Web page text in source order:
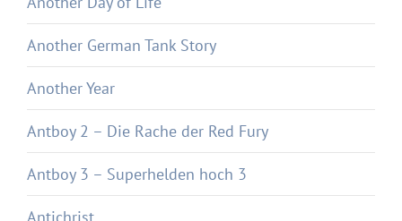
Another German Tank Story
Another Year
Antboy 2 – Die Rache der Red Fury
Antboy 3 – Superhelden hoch 3